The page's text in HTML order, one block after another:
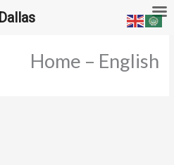
تخطي
إلى
Home – English
Dallas